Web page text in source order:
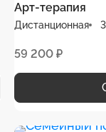
Арт-терапия
Дистанционная
59 200 ₽